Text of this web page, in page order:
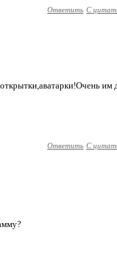
Ответить С
им
Ответить С